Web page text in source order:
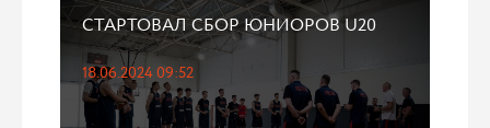
СТАРТОВАЛ СБОР ЮНИОРОВ U20
18.06.2024 09:52